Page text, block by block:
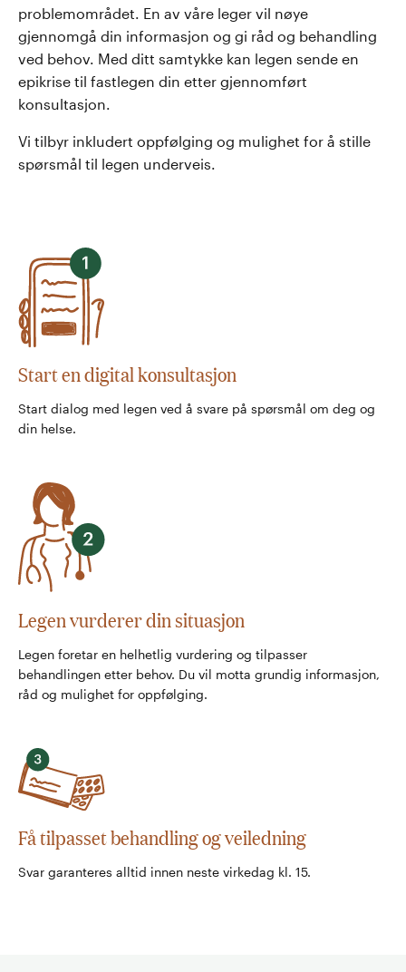
problemområdet. En av våre leger vil nøye
gjennomgå din informasjon og gi råd og behandling
ved behov. Med ditt samtykke kan legen sende en
epikrise til fastlegen din etter gjennomført
konsultasjon.
Vi tilbyr inkludert oppfølging og mulighet for å stille
spørsmål til legen underveis.
Start en digital konsultasjon
Start dialog med legen ved å svare på spørsmål om deg og
din helse.
Legen vurderer din situasjon
Legen foretar en helhetlig vurdering og tilpasser
behandlingen etter behov. Du vil motta grundig informasjon,
råd og mulighet for oppfølging.
Få tilpasset behandling og veiledning
Svar garanteres alltid innen neste virkedag kl. 15.